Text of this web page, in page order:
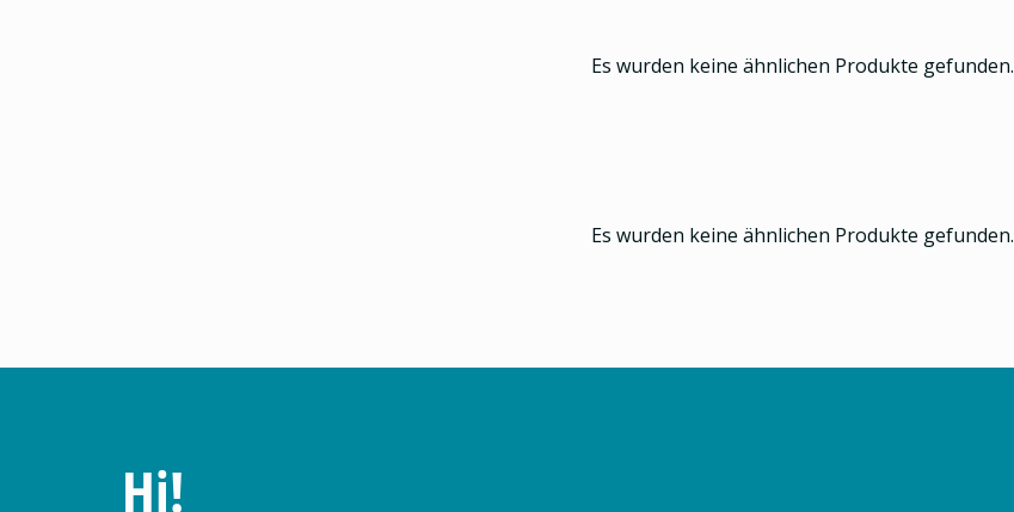
Es wurden keine ähnlichen Produkte gefunden.
Es wurden keine ähnlichen Produkte gefunden.
Hi!